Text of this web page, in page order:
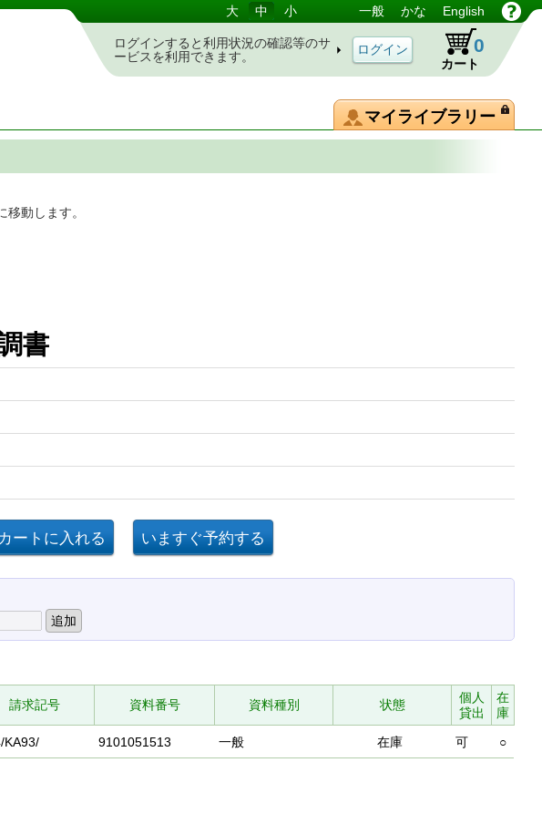
大 中 小 一般 かな English
ログインすると利用状況の確認等のサ
ービスを利用できます。
カート
0
マイライブラリー
動します。
書
請求記号 資料番号 資料種別 状態
個人
貸出
在
庫
KA93/ 9101051513 一般 在庫 可 ○